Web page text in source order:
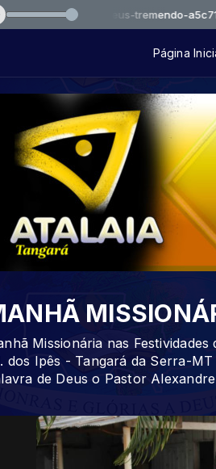
deus-tremendo-a5c717
Página
Missionária nas
dos Ipês - Tangará da Serra-
de Deus o Pastor